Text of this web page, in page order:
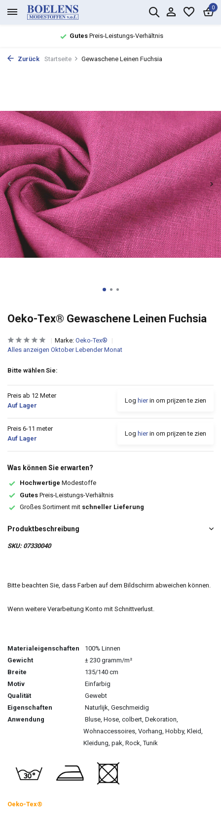
0
GutesPreis-Leistungs-Verhältnis
Zurück Startseite Gewaschene Leinen Fuchsia
Oeko-Tex® Gewaschene Leinen Fuchsia
Marke: Oeko-Tex®
Alles anzeigen Oktober Lebender Monat
Bitte wählen Sie:
Preis ab 12 Meter
Auf Lager
Log hierin om prijzen te zien
Preis 6-11 meter
Auf Lager
Log hierin om prijzen te zien
Was können Sie erwarten?
Hochwertige Modestoffe
Gutes Preis-Leistungs-Verhältnis
Großes Sortiment mit schneller Lieferung
Produktbeschreibung
SKU: 07330040
Bitte beachten Sie, dass Farben auf dem Bildschirm abweichen können.
Wenn weitere Verarbeitung Konto mit Schnittverlust.
Materialeigenschaften
100% Linnen
Gewicht
± 230 gramm/m²
Breite
135/140 cm
Motiv
Einfarbig
Qualität
Gewebt
Eigenschaften
Naturlijk, Geschmeidig
Anwendung
Bluse, Hose, colbert, Dekoration,
Wohnaccessoires, Vorhang, Hobby, Kleid,
Kleidung, pak, Rock, Tunik
Oeko-Tex®